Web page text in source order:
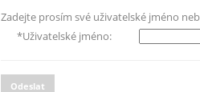
Zadejte prosím své uživatelské jméno
*Uživatelské jméno:
Odeslat